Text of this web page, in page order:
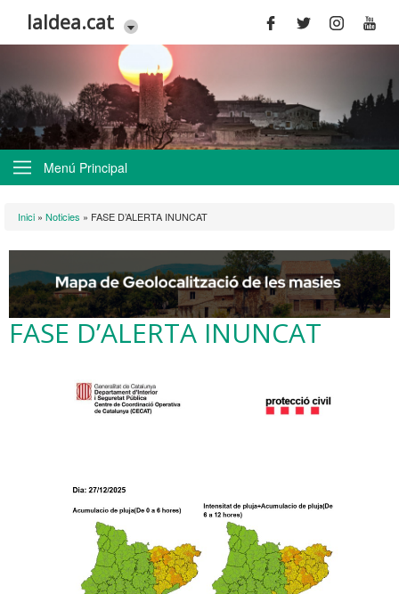
laldea.cat
Menú Principal
Esteu aquí
Inici » Noticies » FASE D’ALERTA INUNCAT
FASE D’ALERTA INUNCAT